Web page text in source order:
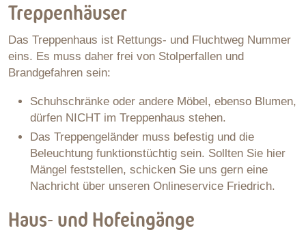
Treppenhäuser
Das Treppenhaus ist Rettungs- und Fluchtweg Nummer
eins. Es muss daher frei von Stolperfallen und
Brandgefahren sein:
Schuhschränke oder andere Möbel, ebenso Blumen,
dürfen NICHT im Treppenhaus stehen.
Das Treppengeländer muss befestig und die
Beleuchtung funktionstüchtig sein. Sollten Sie hier
Mängel feststellen, schicken Sie uns gern eine
Nachricht über unseren Onlineservice Friedrich.
Haus- und Hofeingänge